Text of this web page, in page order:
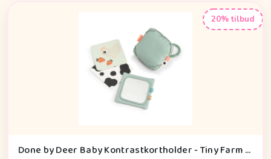
20% tilbud
Done by Deer Baby Kontrastkortholder - Tiny Farm - Grøn